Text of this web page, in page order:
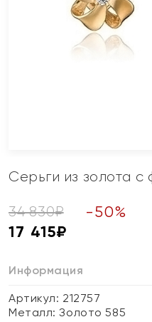
Серьги из золота с
34 830₽ -50%
17 415₽
Информация
Артикул: 212757
Металл:Золото 585